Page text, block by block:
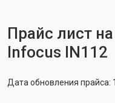
Прайс лист
Infocus IN112
Дата обновления прайса: